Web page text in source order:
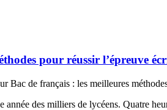
pour réussir l’épreuve
Bac de français : les meilleures
année des milliers de lycéens. Quatre